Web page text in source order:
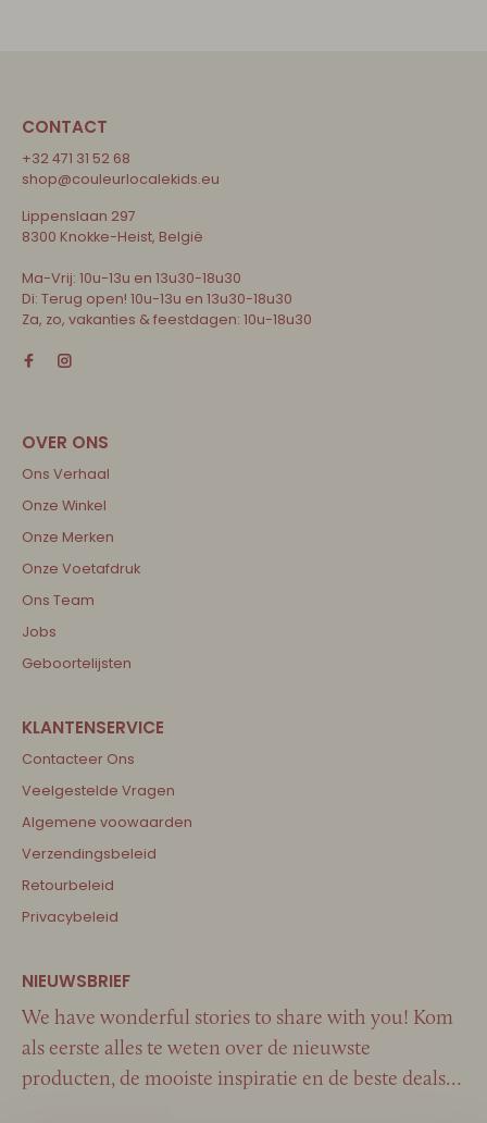
CONTACT
+32 471 31 52 68
shop@couleurlocalekids.eu
Lippenslaan 297
8300 Knokke-Heist, België
Ma-Vrij: 10u-13u en 13u30-18u30
Di: Terug open! 10u-13u en 13u30-18u30
Za, zo, vakanties & feestdagen: 10u-18u30
Ons Verhaal
Onze Winkel
Onze Merken
Onze Voetafdruk
Ons Team
Jobs
Geboortelijsten
Contacteer Ons
Veelgestelde Vragen
Algemene voowaarden
Verzendingsbeleid
Retourbeleid
Privacybeleid
We have wonderful stories to share with you! Kom
als eerste alles te weten over de nieuwste
producten, de mooiste inspiratie en de beste deals…